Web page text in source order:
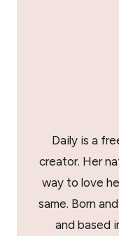
Daily is a
creator. Her
way to love
same. Born
and based